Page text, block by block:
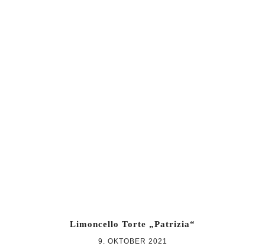
Limoncello Torte „Patrizia“
9. OKTOBER 2021